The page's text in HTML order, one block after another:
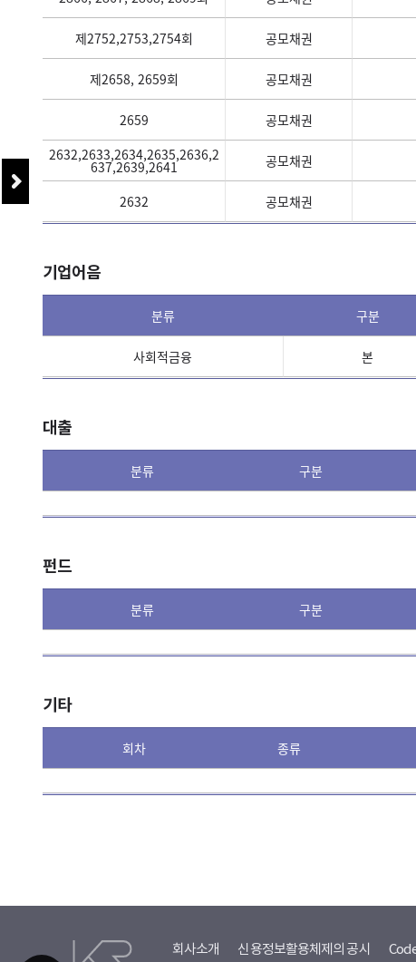
제2752,2753,2754회 공모채권
제2658, 2659회 공모채권
2659 공모채권
2632,2633,2634,2635,2636,2
637,2639,2641 공모채권
2632 공모채권
기업어음
분류 구분
사회적금융 본
대출
분류 구분
펀드
분류 구분
기타
회차 종류
회사소개 신용정보활용체제의 공시